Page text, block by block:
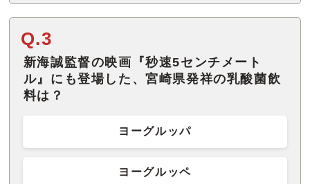
Q.3
新海誠監督の映画『秒速5センチメート
ル』にも登場した、宮崎県発祥の乳酸菌飲
料は？
ヨーグルッパ
ヨーグルッペ